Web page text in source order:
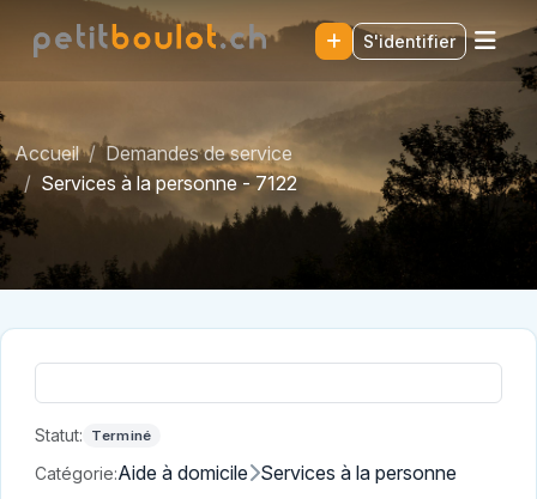
S'identifier
Accueil
Demandes de service
Services à la personne - 7122
Statut: Terminé
Catégorie:Aide à domicile Services à la personne